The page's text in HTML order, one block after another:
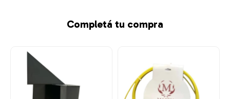
Completá tu compra